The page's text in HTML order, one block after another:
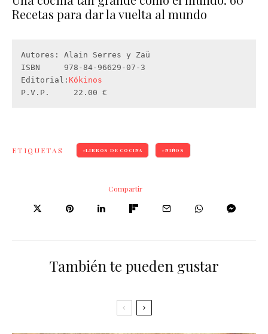
Recetas para dar la vuelta al mundo
Autores: Alain Serres y Zaü
ISBN     978-84-96629-07-3
Editorial: Kókinos
P.V.P.     22.00 €
ETIQUETAS LIBROS DE COCINA NIÑOS
Compartir
También te pueden gustar